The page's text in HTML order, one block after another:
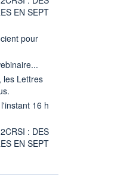
EN SEPT
pour
les Lettres
16 h
: DES
EN SEPT